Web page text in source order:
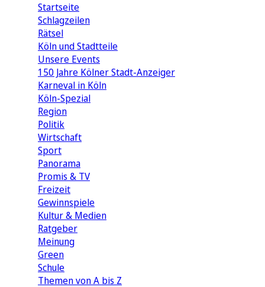
Startseite
Schlagzeilen
Rätsel
Köln und Stadtteile
Unsere Events
150 Jahre Kölner Stadt-Anzeiger
Karneval in Köln
Köln-Spezial
Region
Politik
Wirtschaft
Sport
Panorama
Promis & TV
Freizeit
Gewinnspiele
Kultur & Medien
Ratgeber
Meinung
Green
Schule
Themen von A bis Z